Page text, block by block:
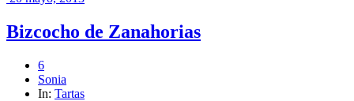
Bizcocho de Zanahorias
6
Sonia
In: Tartas